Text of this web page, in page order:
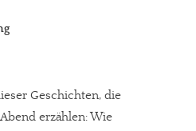
Geschichten, die
erzählen: Wie